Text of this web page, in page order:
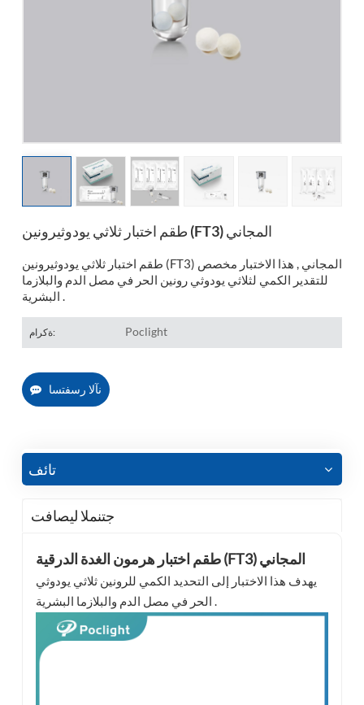
طقم اختبار ثلاثي يودوثيرونين (FT3) المجاني
طقم اختبار ثلاثي يودوثيرونين (FT3) المجاني , هذا الاختبار مخصص
للتقدير الكمي لثلاثي يودوثي رونين الحر في مصل الدم والبلازما
ةكرام: Poclight
نآلا رسفتسا
تائف
جتنملا ليصافت
طقم اختبار هرمون الغدة الدرقية (FT3) المجاني
يهدف هذا الاختبار إلى التحديد الكمي للرونين ثلاثي يودوثي